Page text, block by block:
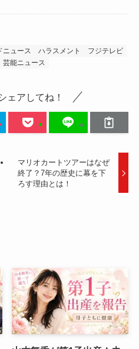
ニュース
ハラスメント
フジテレビ
芸能ニュース
ェアしてね！
マリオカートツアーはなぜ
終了？7年の歴史に幕を下
ろす理由とは！